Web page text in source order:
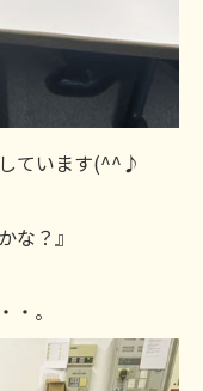
ています(^^♪
な？』
。